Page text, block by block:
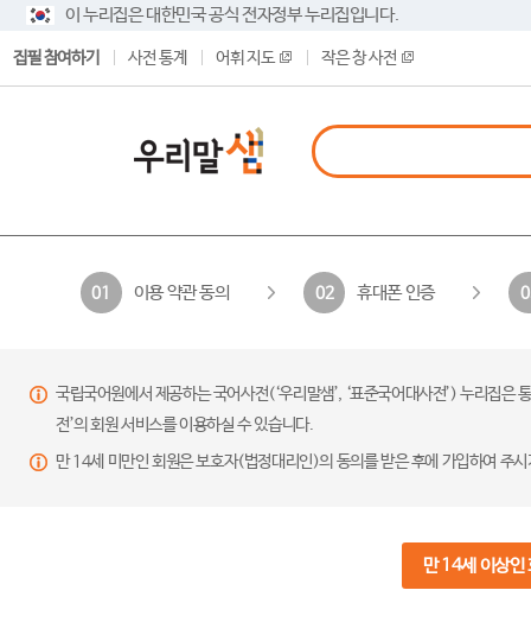
이 누리집은 대한민국 공식 전자정부 누리집입니다.
집필 참여하기 사전 통계 어휘 지도 작은 창 사전
01 이용 약관 동의 02 휴대폰 인증
국립국어원에서 제공하는 국어사전(‘우리말샘’, ‘표준국어대사전’) 누리집
전’의 회원 서비스를 이용하실 수 있습니다.
만 14세 미만인 회원은 보호자(법정대리인)의 동의를 받은 후에 가입하여 주
만 14세 이상인